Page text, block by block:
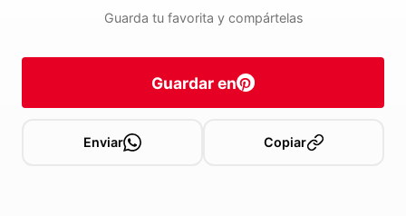
Guarda tu favorita y compártelas
Guardar en
Enviar Copiar